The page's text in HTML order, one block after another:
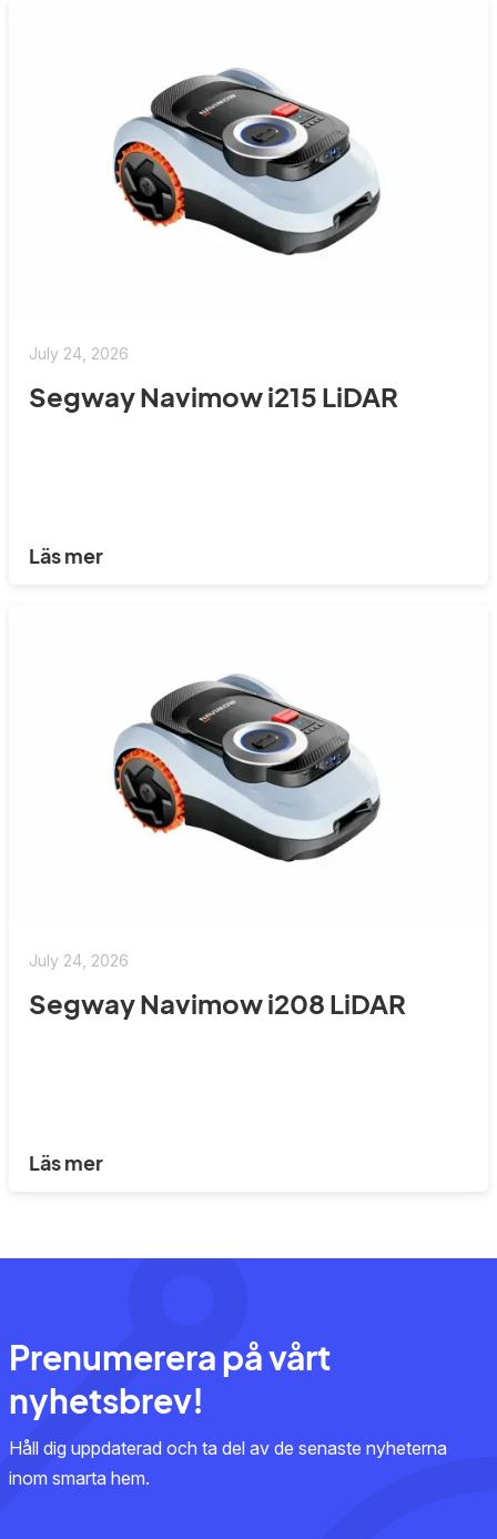
July 24, 2026
Segway Navimow i215 LiDAR
Läs mer
July 24, 2026
Segway Navimow i208 LiDAR
Läs mer
Prenumerera på vårt
nyhetsbrev!
Håll dig uppdaterad och ta del av de senaste nyheterna
inom smarta hem.